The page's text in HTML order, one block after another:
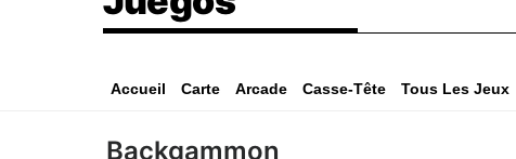
Accueil Carte Arcade Casse-Tête Tous Les Jeux
Backgammon